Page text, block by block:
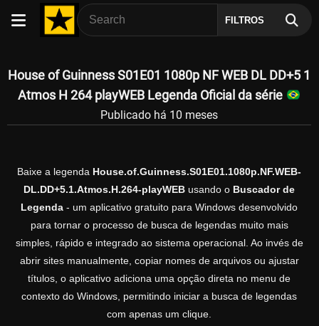
FILTROS
House of Guinness S01E01 1080p NF WEB DL DD+5 1
Atmos H 264 playWEB Legenda Oficial da série
Publicado há 10 meses
Baixe a legenda House.of.Guinness.S01E01.1080p.NF.WEB-
DL.DD+5.1.Atmos.H.264-playWEB usando o Buscador de
Legenda - um aplicativo gratuito para Windows desenvolvido
para tornar o processo de busca de legendas muito mais
simples, rápido e integrado ao sistema operacional. Ao invés de
abrir sites manualmente, copiar nomes de arquivos ou ajustar
títulos, o aplicativo adiciona uma opção direta no menu de
contexto do Windows, permitindo iniciar a busca de legendas
com apenas um clique.